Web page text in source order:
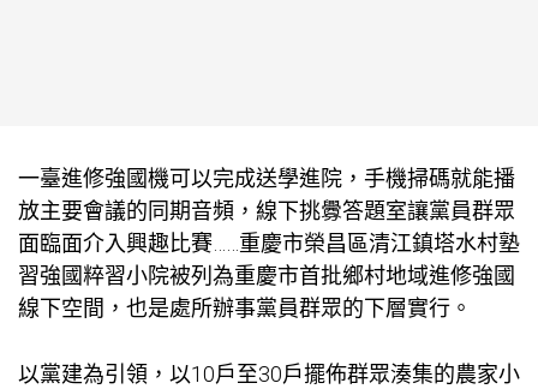
一臺進修強國機可以完成送學進院，手機掃碼就能播
放主要會議的同期音頻，線下挑釁答題室讓黨員群眾
面臨面介入興趣比賽……重慶市榮昌區清江鎮塔水村塾
習強國粹習小院被列為重慶市首批鄉村地域進修強國
線下空間，也是處所辦事黨員群眾的下層實行。
以黨建為引領，以10戶至30戶擺佈群眾湊集的農家小